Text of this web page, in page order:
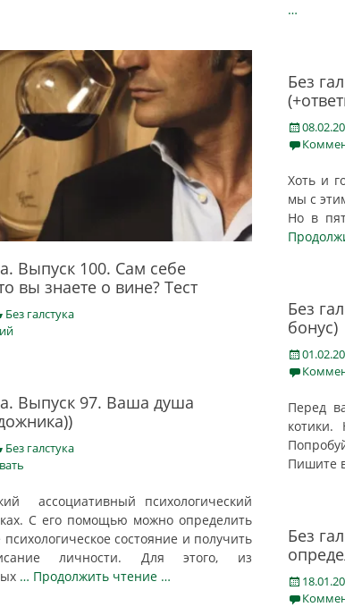
…
Выпуск 100. Сам себе
вы знаете о вине? Тест
Без галстука
Без
Posted
on
Хоть и
мы с
Но в
Без
бонус)
Posted
on
Перед
Пишите
Выпуск 97. Ваша душа
Без галстука
ассоциативный психологический
С его помощью можно определить
состояние и получить
личности. Для этого, из
… Продолжить чтение …
Без
Posted
on